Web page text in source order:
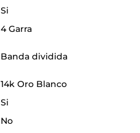
Si
4 Garra
Banda dividida
14k Oro Blanco
Si
No